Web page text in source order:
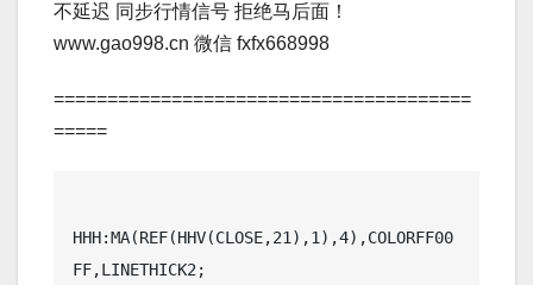
不延迟 同步行情信号 拒绝马后面！
www.gao998.cn 微信 fxfx668998
=======================================
=====
HHH:MA(REF(HHV(CLOSE,21),1),4),COLORFF00
FF,LINETHICK2;